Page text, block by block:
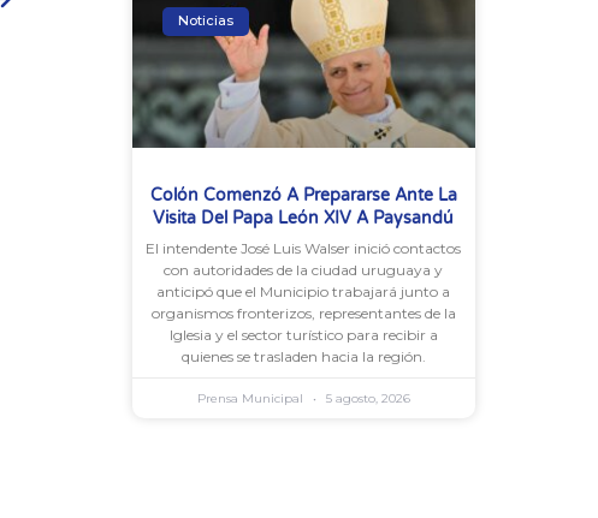
Noticias
Colón Comenzó A Prepararse Ante La
Visita Del Papa León XIV A Paysandú
El intendente José Luis Walser inició contactos
con autoridades de la ciudad uruguaya y
anticipó que el Municipio trabajará junto a
organismos fronterizos, representantes de la
Iglesia y el sector turístico para recibir a
quienes se trasladen hacia la región.
Prensa Municipal 5 agosto, 2026